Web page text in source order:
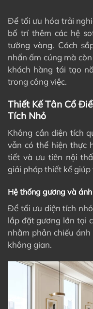
Để tối ưu hóa trải
bố trí thêm các hệ
tường vàng. Cách
nhấn ấm cúng mà
khách hàng tái tạo
trong công việc.
Thiết Kế Tân Cổ
Tích Nhỏ
Không cần diện tích
vẫn có thể hiện thực
tiết và ưu tiên nội
giải pháp thiết kế
Hệ thống gương và
Để tối ưu diện tích
lắp đặt gương lớn tại
nhằm phản chiếu
không gian.